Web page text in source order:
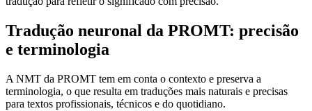
Tradução neuronal da PROMT: precisão
e terminologia
A NMT da PROMT tem em conta o contexto e preserva a
terminologia, o que resulta em traduções mais naturais e precisas
para textos profissionais, técnicos e do quotidiano.